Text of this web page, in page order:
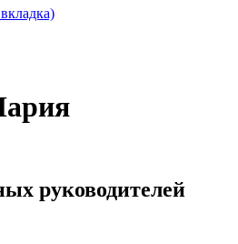
руководителей